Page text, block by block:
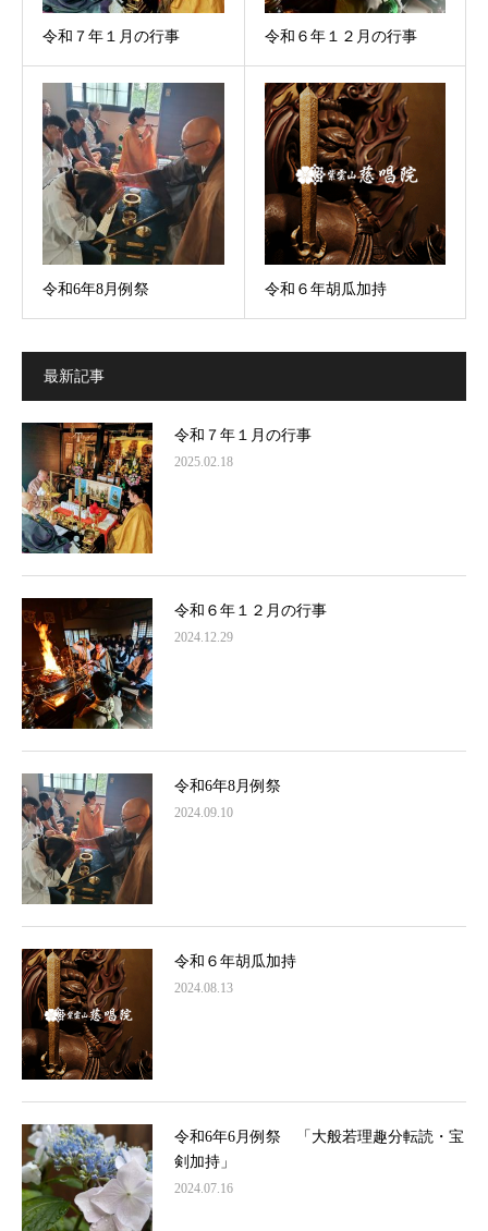
令和７年１月の行事 令和６年１２月の行事
令和6年8月例祭 令和６年胡瓜加持
最新記事
令和７年１月の行事
2025.02.18
令和６年１２月の行事
2024.12.29
令和6年8月例祭
2024.09.10
令和６年胡瓜加持
2024.08.13
令和6年6月例祭 「大般若理趣分転読・宝
剣加持」
2024.07.16